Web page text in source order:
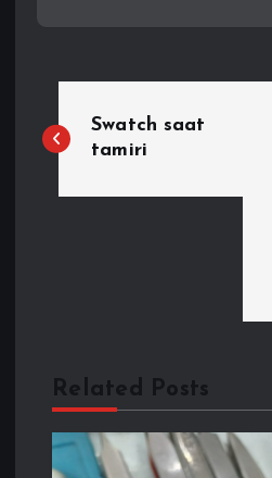
a
e
z
Swatch saat
tamiri
Related Posts